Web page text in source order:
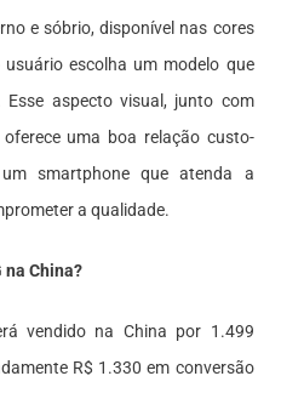
e sóbrio, disponível nas cores
escolha um modelo que
aspecto visual, junto com
uma boa relação custo-
smartphone que atenda a
a qualidade.
na China?
vendido na China por 1.499
R$ 1.330 em conversão